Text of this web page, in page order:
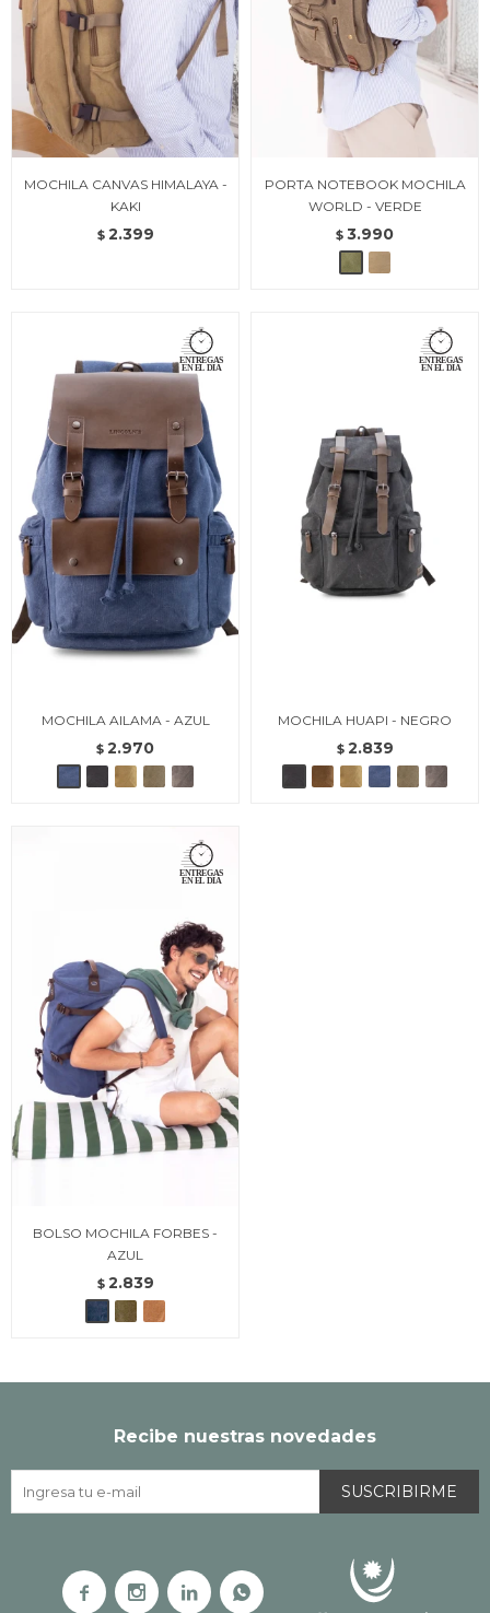
MOCHILA CANVAS HIMALAYA -
KAKI
$ 2.399
PORTA NOTEBOOK MOCHILA
WORLD - VERDE
$ 3.990
MOCHILA AILAMA - AZUL
$ 2.970
MOCHILA HUAPI - NEGRO
$ 2.839
BOLSO MOCHILA FORBES -
AZUL
$ 2.839
Recibe nuestras novedades
SUSCRIBIRME
   